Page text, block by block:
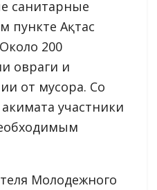
санитарные
пункте Ақтас
200
овраги и
от мусора. Со
участники
Молодежного